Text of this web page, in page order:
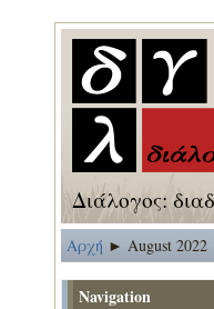
Διάλογος:
Αρχή ► August 2022
Navigation